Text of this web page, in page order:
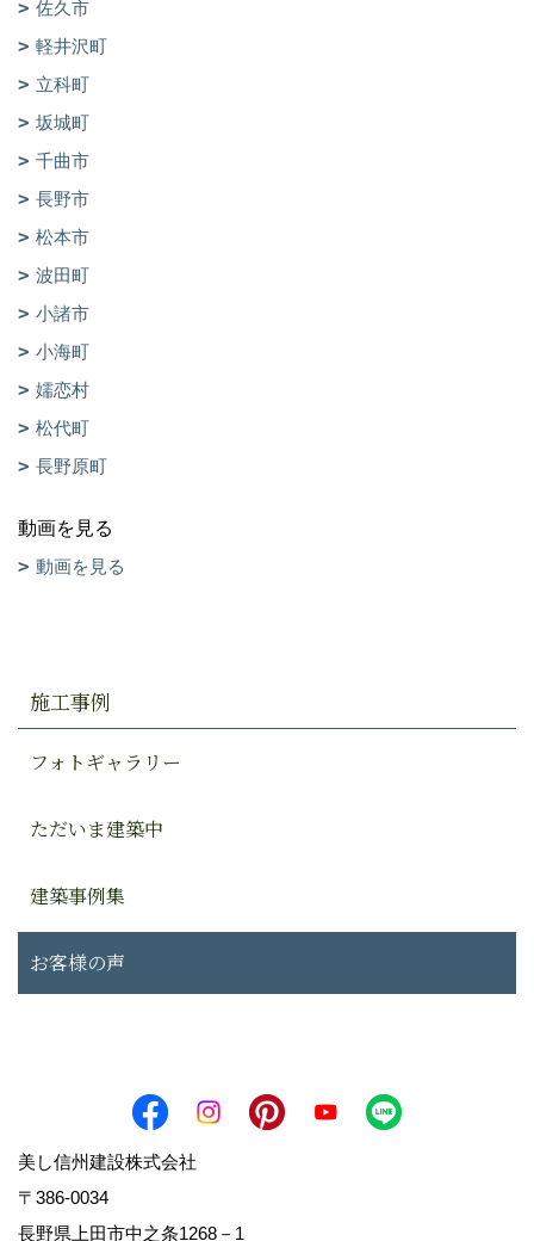
佐久市
軽井沢町
立科町
坂城町
千曲市
長野市
松本市
波田町
小諸市
小海町
嬬恋村
松代町
長野原町
動画を見る
動画を見る
施工事例
フォトギャラリー
ただいま建築中
建築事例集
お客様の声
美し信州建設株式会社
〒386-0034
長野県上田市中之条1268－1